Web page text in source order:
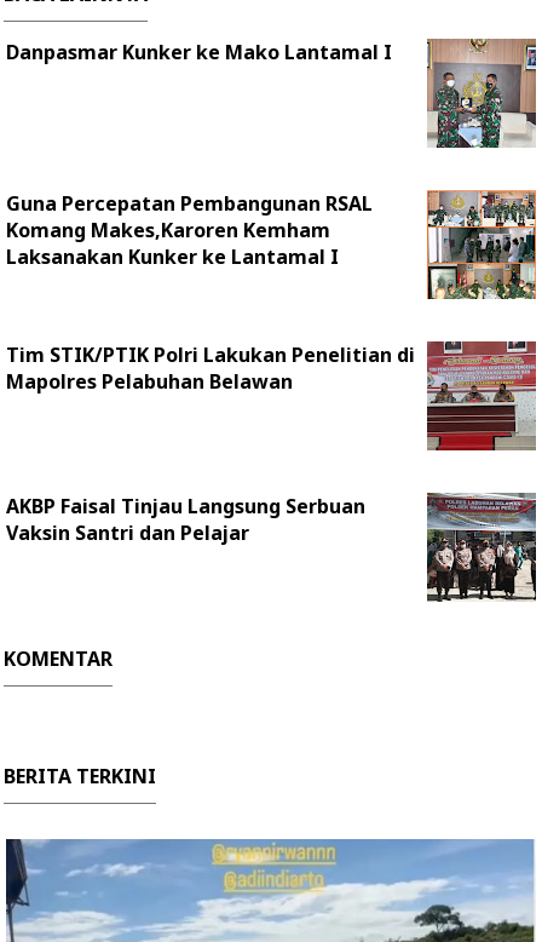
Danpasmar Kunker ke Mako Lantamal I
Guna Percepatan Pembangunan RSAL
Komang Makes,Karoren Kemham
Laksanakan Kunker ke Lantamal I
Tim STIK/PTIK Polri Lakukan Penelitian di
Mapolres Pelabuhan Belawan
AKBP Faisal Tinjau Langsung Serbuan
Vaksin Santri dan Pelajar
KOMENTAR
BERITA TERKINI